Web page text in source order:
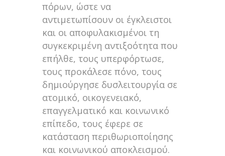
πόρων, ώστε να
αντιμετωπίσουν οι έγκλειστοι
και οι αποφυλακισμένοι τη
συγκεκριμένη αντιξοότητα που
επήλθε, τους υπερφόρτωσε,
τους προκάλεσε πόνο, τους
δημιούργησε δυσλειτουργία σε
ατομικό, οικογενειακό,
επαγγελματικό και κοινωνικό
επίπεδο, τους έφερε σε
κατάσταση περιθωριοποίησης
και κοινωνικού αποκλεισμού.